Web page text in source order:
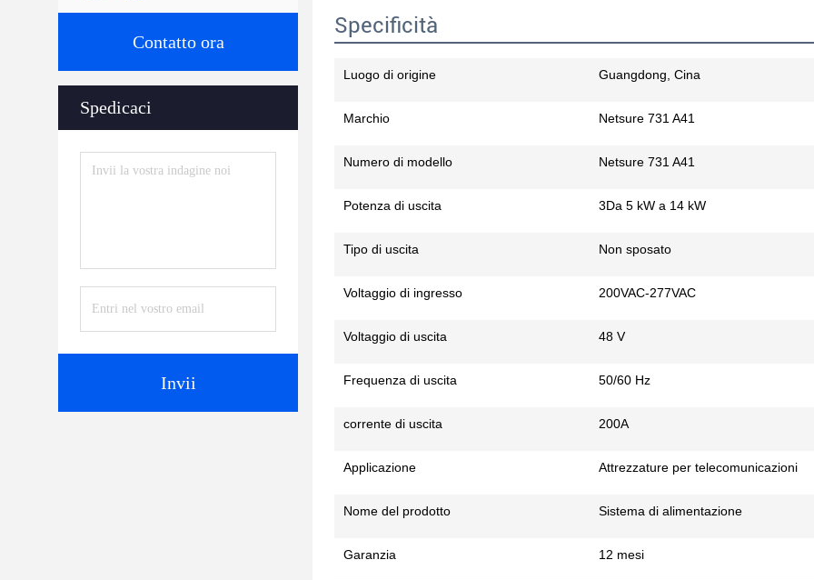
Contatto ora
Spedicaci
Invii
Specificità
Luogo di origine Guangdong, Cina
Marchio Netsure 731 A41
Numero di modello Netsure 731 A41
Potenza di uscita 3Da 5 kW a 14 kW
Tipo di uscita Non sposato
Voltaggio di ingresso 200VAC-277VAC
Voltaggio di uscita 48 V
Frequenza di uscita 50/60 Hz
corrente di uscita 200A
Applicazione Attrezzature per telecomunicazioni
Nome del prodotto Sistema di alimentazione
Garanzia 12 mesi